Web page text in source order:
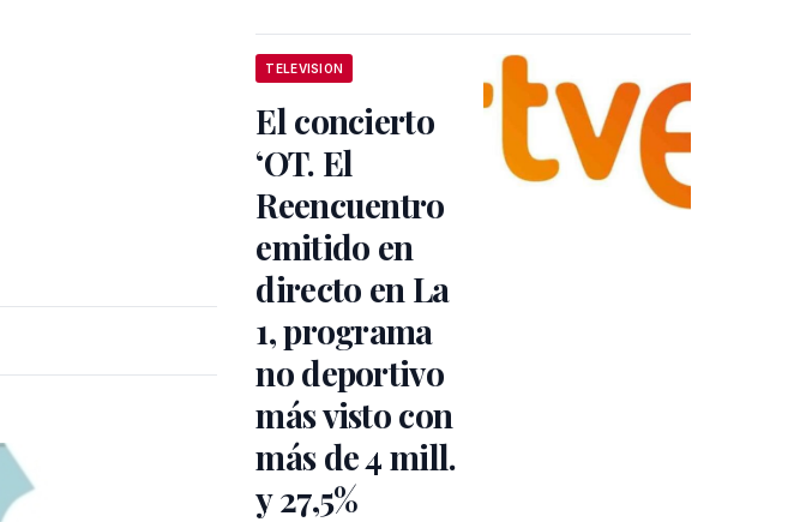
TELEVISION
El concierto
‘OT. El
Reencuentro
emitido en
directo en La
1, programa
no deportivo
más visto con
más de 4 mill.
y 27,5%